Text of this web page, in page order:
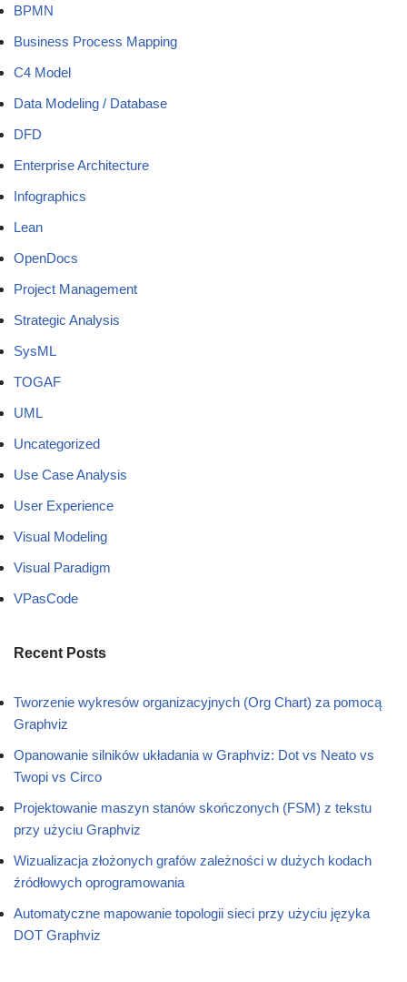
BPMN
Business Process Mapping
C4 Model
Data Modeling / Database
DFD
Enterprise Architecture
Infographics
Lean
OpenDocs
Project Management
Strategic Analysis
SysML
TOGAF
UML
Uncategorized
Use Case Analysis
User Experience
Visual Modeling
Visual Paradigm
VPasCode
Recent Posts
Tworzenie wykresów organizacyjnych (Org Chart) za pomocą
Graphviz
Opanowanie silników układania w Graphviz: Dot vs Neato vs
Twopi vs Circo
Projektowanie maszyn stanów skończonych (FSM) z tekstu
przy użyciu Graphviz
Wizualizacja złożonych grafów zależności w dużych kodach
źródłowych oprogramowania
Automatyczne mapowanie topologii sieci przy użyciu języka
DOT Graphviz